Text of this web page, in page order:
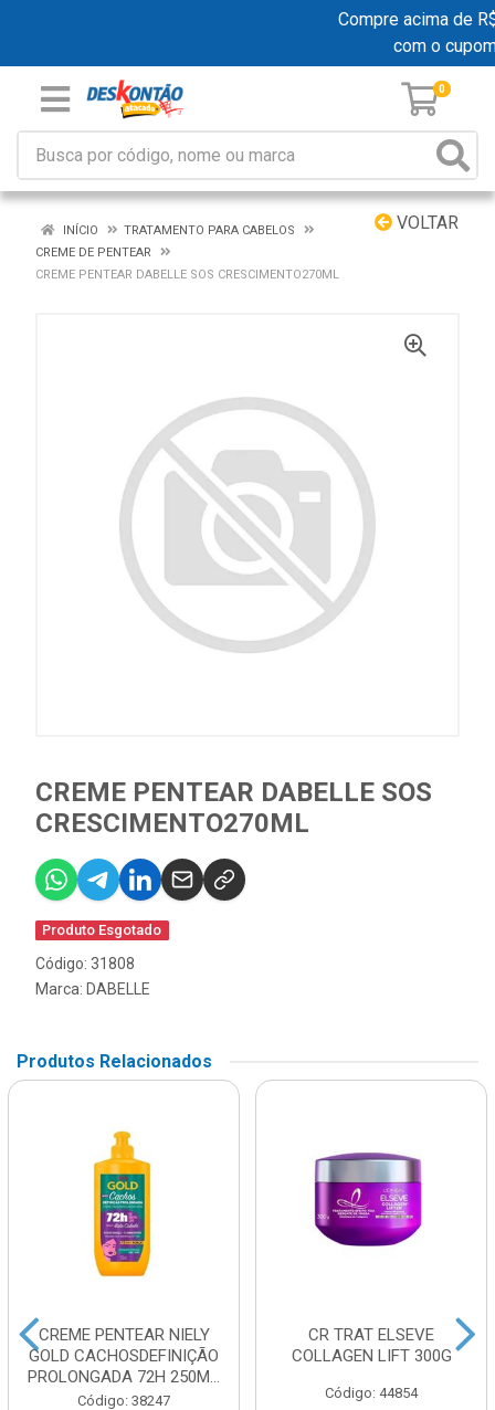
Compre acima de
com o
0
VOLTAR
INÍCIO
TRATAMENTO PARA CABELOS
CREME DE PENTEAR
CREME PENTEAR DABELLE SOS CRESCIMENTO270ML
CREME PENTEAR DABELLE SOS
CRESCIMENTO270ML
Produto Esgotado
Código: 31808
Marca: DABELLE
Produtos Relacionados
CREME PENTEAR NIELY
GOLD CACHOSDEFINIÇÃO
PROLONGADA 72H 250M...
Código: 38247
CR TRAT ELSEVE
COLLAGEN LIFT 300G
Código: 44854